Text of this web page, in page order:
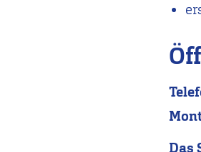
Das